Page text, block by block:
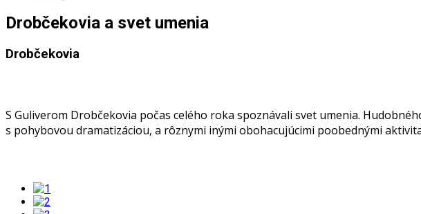
Drobčekovia a svet umenia
Drobčekovia
S Guliverom Drobčekovia počas celého roka spoznávali svet umenia.
s pohybovou dramatizáciou, a rôznymi inými obohacujúcimi poobednými